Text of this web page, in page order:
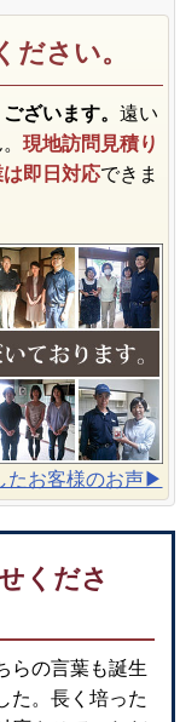
ださい。
ございます。遠い
。現地訪問見積り
即日対応できま
たお客様のお声▶︎
くださ
らの言葉も誕生
た。長く培った